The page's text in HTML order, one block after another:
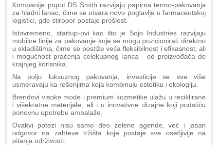
Kompanije poput DS Smith razvijaju papirna termo-pakovanja
za hladni lanac, čime se otvara novo poglavlje u farmaceutskoj
logistici, gde stiropor postaje prošlost.
Istovremeno, startup-ovi kao što je Sojo Industries razvijaju
mobilne linije za pakovanje koje se mogu pozicionirati direktno
u skladištima, čime se postiže veća fleksibilnost i efikasnost, ali
i mogućnost praćenja celokupnog lanca - od proizvođača do
krajnjeg korisnika.
Na polju luksuznog pakovanja, investicije se sve više
usmeravaju ka rešenjima koja kombinuju estetiku i ekologiju.
Brendovi visoke mode i premium kozmetike ulažu u reciklirane
i višekratne materijale, ali i u inovativne dizajne koji podstiču
ponovnu upotrebu ambalaže.
Ovakvi potezi nisu samo deo zelene agende, već i jasan
odgovor na zahteve tržišta koje postaje sve osetljivije na
pitanja održivosti.